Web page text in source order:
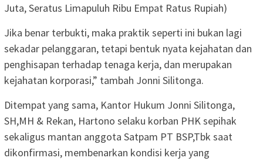
Juta, Seratus Limapuluh Ribu Empat Ratus Rupiah)
Jika benar terbukti, maka praktik seperti ini bukan lagi
sekadar pelanggaran, tetapi bentuk nyata kejahatan dan
penghisapan terhadap tenaga kerja, dan merupakan
kejahatan korporasi,” tambah Jonni Silitonga.
Ditempat yang sama, Kantor Hukum Jonni Silitonga,
SH,MH & Rekan, Hartono selaku korban PHK sepihak
sekaligus mantan anggota Satpam PT BSP,Tbk saat
dikonfirmasi, membenarkan kondisi kerja yang